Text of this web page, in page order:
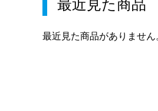
最近見た商品
最近見た商品がありません